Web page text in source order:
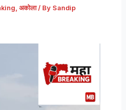
, अकोला/ By Sandip